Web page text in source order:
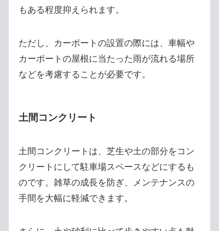
もある程度抑えられます。
ただし、カーポートの設置の際には、車幅や
カーポートの屋根に当たった雨が流れる場所
などを考慮することが必要です。
土間コンクリート
土間コンクリートは、芝生や土の部分をコン
クリートにして駐車場スペースなどにするも
のです。雑草の成長を防ぎ、メンテナンスの
手間を大幅に軽減できます。